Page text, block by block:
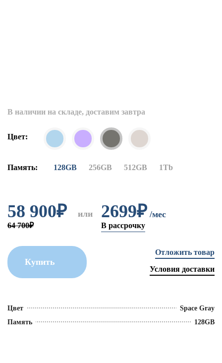
В наличии на складе, доставим завтра
Цвет:
Память: 128GB 256GB 512GB 1Tb
58 900₽ или 2699₽ /мес
В рассрочку
64 700₽
Купить
Отложить товар
Условия доставки
Цвет
Space Gray
Память
128GB